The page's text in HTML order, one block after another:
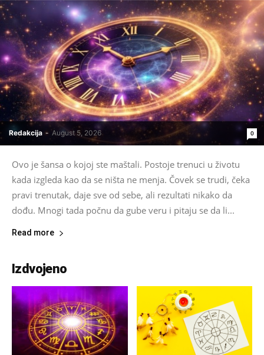
Redakcija - August 5, 2026 0
Ovo je šansa o kojoj ste maštali. Postoje trenuci u životu
kada izgleda kao da se ništa ne menja. Čovek se trudi, čeka
pravi trenutak, daje sve od sebe, ali rezultati nikako da
dođu. Mnogi tada počnu da gube veru i pitaju se da li...
Read more
Izdvojeno